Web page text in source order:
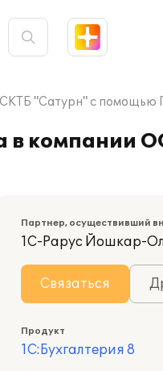
"Сатурн" с помощью
в
Партнер, осуществивший
1С-Рарус Йошкар-
Связаться
Продукт
1С:Бухгалтерия 8